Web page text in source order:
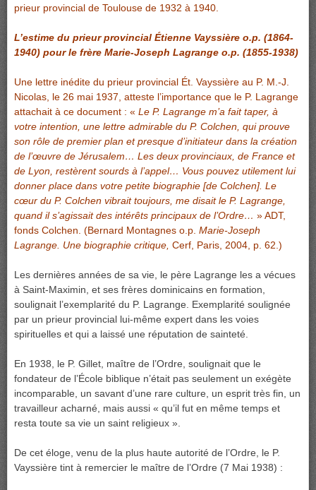
prieur provincial de Toulouse de 1932 à 1940.
L’estime du prieur provincial Étienne Vayssière o.p. (1864-
1940) pour le frère Marie-Joseph Lagrange o.p. (1855-1938)
Une lettre inédite du prieur provincial Ét. Vayssière au P. M.-J.
Nicolas, le 26 mai 1937, atteste l’importance que le P. Lagrange
attachait à ce document : « Le P. Lagrange m’a fait taper, à
votre intention, une lettre admirable du P. Colchen, qui prouve
son rôle de premier plan et presque d’initiateur dans la création
de l’œuvre de Jérusalem… Les deux provinciaux, de France et
de Lyon, restèrent sourds à l’appel… Vous pouvez utilement lui
donner place dans votre petite biographie [de Colchen]. Le
cœur du P. Colchen vibrait toujours, me disait le P. Lagrange,
quand il s’agissait des intérêts principaux de l’Ordre… » ADT,
fonds Colchen. (Bernard Montagnes o.p. Marie-Joseph
Lagrange. Une biographie critique, Cerf, Paris, 2004, p. 62.)
Les dernières années de sa vie, le père Lagrange les a vécues
à Saint-Maximin, et ses frères dominicains en formation,
soulignait l’exemplarité du P. Lagrange. Exemplarité soulignée
par un prieur provincial lui-même expert dans les voies
spirituelles et qui a laissé une réputation de sainteté.
En 1938, le P. Gillet, maître de l’Ordre, soulignait que le
fondateur de l’École biblique n’était pas seulement un exégète
incomparable, un savant d’une rare culture, un esprit très fin, un
travailleur acharné, mais aussi « qu’il fut en même temps et
resta toute sa vie un saint religieux ».
De cet éloge, venu de la plus haute autorité de l’Ordre, le P.
Vayssière tint à remercier le maître de l’Ordre (7 Mai 1938) :